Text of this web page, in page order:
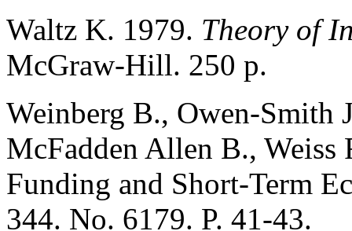
Waltz K. 1979. Theory of
McGraw-Hill. 250 p.
Weinberg B., Owen-Smith
McFadden Allen B., Weiss
Funding and Short-Term
344. No. 6179. P. 41-43.